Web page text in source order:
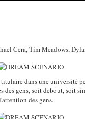
Cera, Tim Meadows,
dans une université
des gens, soit debout, soit
des gens.